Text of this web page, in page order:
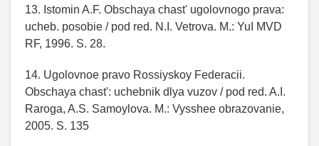
13. Istomin A.F. Obschaya chast' ugolovnogo prava:
ucheb. posobie / pod red. N.I. Vetrova. M.: YuI MVD
RF, 1996. S. 28.
14. Ugolovnoe pravo Rossiyskoy Federacii.
Obschaya chast': uchebnik dlya vuzov / pod red. A.I.
Raroga, A.S. Samoylova. M.: Vysshee obrazovanie,
2005. S. 135